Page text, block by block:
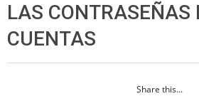
LAS CONTRASEÑAS
CUENTAS
Share this...